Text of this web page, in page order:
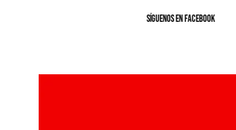
SíGUENOS EN FACEBOOK